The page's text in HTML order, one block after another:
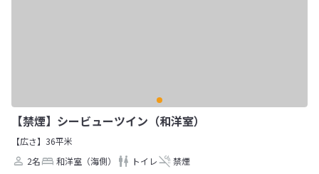
【禁煙】シービューツイン（和洋室）
【広さ】36平米
2名
和洋室（海側） トイレ 禁煙